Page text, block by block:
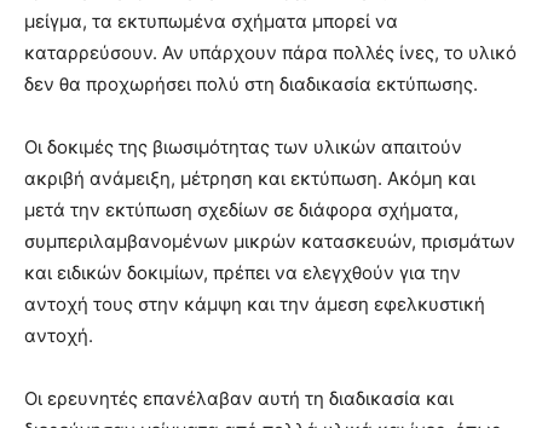
μείγμα, τα εκτυπωμένα σχήματα μπορεί να
καταρρεύσουν. Αν υπάρχουν πάρα πολλές ίνες, το υλικό
δεν θα προχωρήσει πολύ στη διαδικασία εκτύπωσης.
Οι δοκιμές της βιωσιμότητας των υλικών απαιτούν
ακριβή ανάμειξη, μέτρηση και εκτύπωση. Ακόμη και
μετά την εκτύπωση σχεδίων σε διάφορα σχήματα,
συμπεριλαμβανομένων μικρών κατασκευών, πρισμάτων
και ειδικών δοκιμίων, πρέπει να ελεγχθούν για την
αντοχή τους στην κάμψη και την άμεση εφελκυστική
αντοχή.
Οι ερευνητές επανέλαβαν αυτή τη διαδικασία και